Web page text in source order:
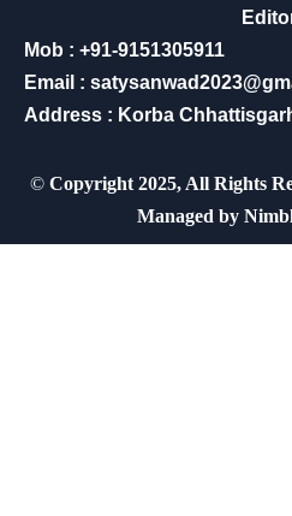
Mob : +91-9151305911
Email :
Address : Korba
© Copyright 2025, All Rights
Managed by